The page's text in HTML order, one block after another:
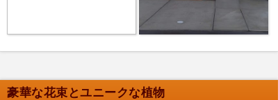
豪華な花束とユニークな植物